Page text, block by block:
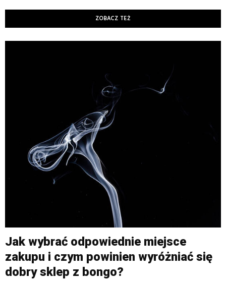
ZOBACZ TEŻ
Jak wybrać odpowiednie miejsce
zakupu i czym powinien wyróżniać się
dobry sklep z bongo?